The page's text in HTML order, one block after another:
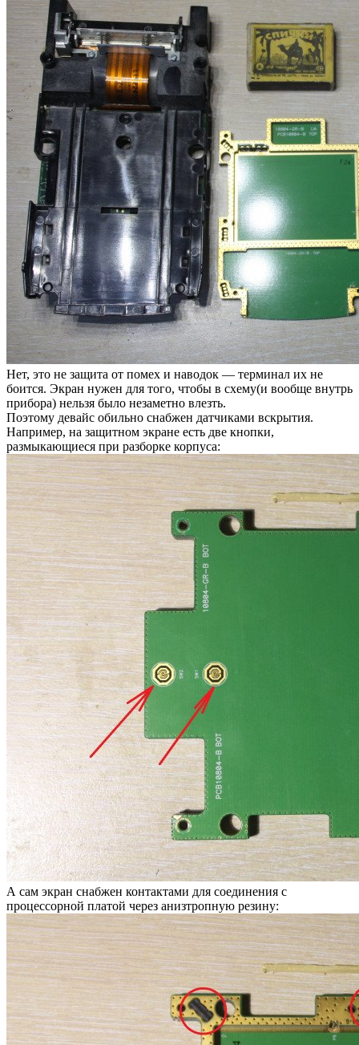
Нет, это не защита от помех и наводок — терминал их не
боится. Экран нужен для того, чтобы в схему(и вообще внутрь
прибора) нельзя было незаметно влезть.
Поэтому девайс обильно снабжен датчиками вскрытия.
Например, на защитном экране есть две кнопки,
размыкающиеся при разборке корпуса:
А сам экран снабжен контактами для соединения с
процессорной платой через анизтропную резину: